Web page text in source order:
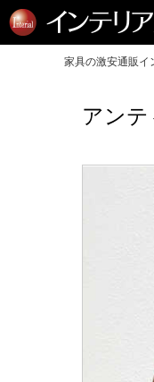
家具の激安通販イ
アン